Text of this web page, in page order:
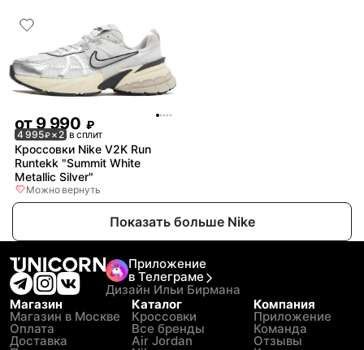
от9 990 ₽
4 995₽× 2 в сплит
Кроссовки Nike V2K Run
Runtekk "Summit White
Metallic Silver"
Можно вернуть
Показать больше Nike
Приложение
в Телеграме
Дизайн Ильи Бирмана
Магазин
Магазин в Москве
Оплата
Доставка
Каталог
Кроссовки
Все бренды
Air Jordan
Компания
Приложение
Команда
Отзывы